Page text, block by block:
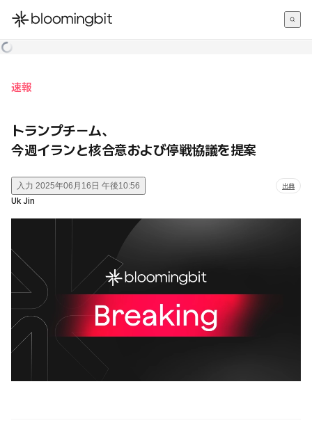
한국어
速報
トランプチーム、
今週イランと核合意および停戦協議を提案
入力 2025年06月16日 午後10:56 出典
Uk Jin